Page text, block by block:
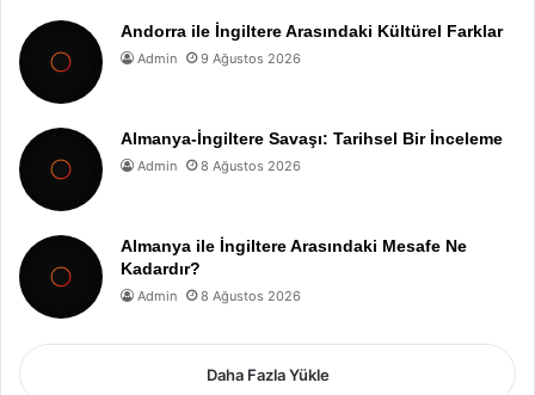
Andorra ile İngiltere Arasındaki Kültürel Farklar
Admin 9 Ağustos 2026
Almanya-İngiltere Savaşı: Tarihsel Bir İnceleme
Admin 8 Ağustos 2026
Almanya ile İngiltere Arasındaki Mesafe Ne
Kadardır?
Admin 8 Ağustos 2026
Daha Fazla Yükle